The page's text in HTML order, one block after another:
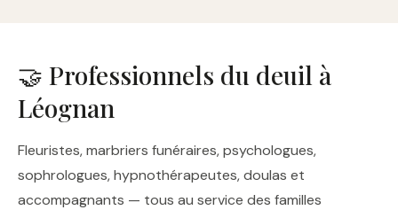
🤝 Professionnels du deuil à
Léognan
Fleuristes, marbriers funéraires, psychologues,
sophrologues, hypnothérapeutes, doulas et
accompagnants — tous au service des familles